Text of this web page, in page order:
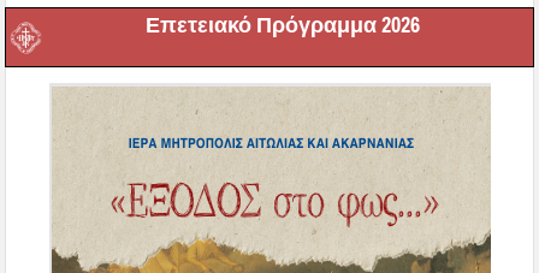
Επετειακό Πρόγραμμα 2026